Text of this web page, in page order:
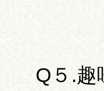
Q５.